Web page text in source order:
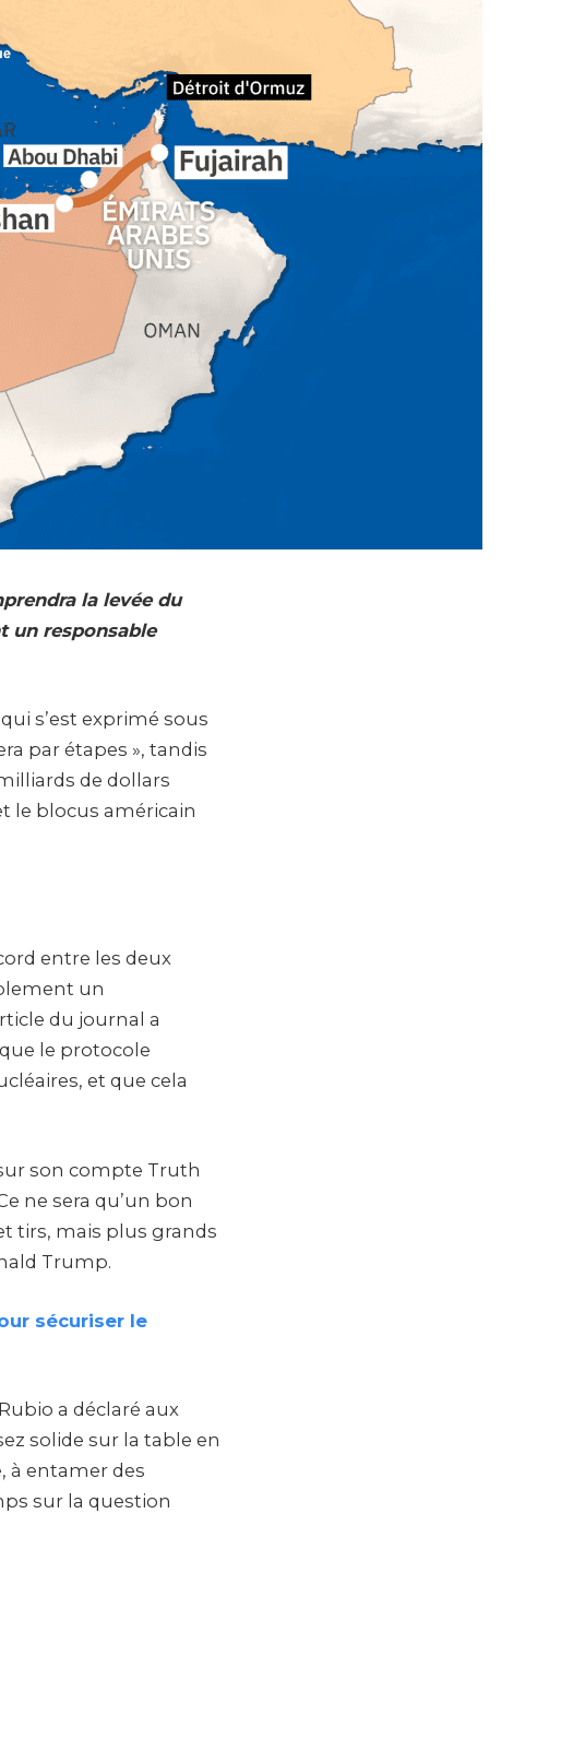
la levée du
un responsable
s’est exprimé sous
par étapes », tandis
de dollars
le blocus américain
entre les deux
un
du journal a
le protocole
et que cela
son compte Truth
ne sera qu’un bon
tirs, mais plus grands
Trump.
sécuriser le
a déclaré aux
solide sur la table en
à entamer des
sur la question